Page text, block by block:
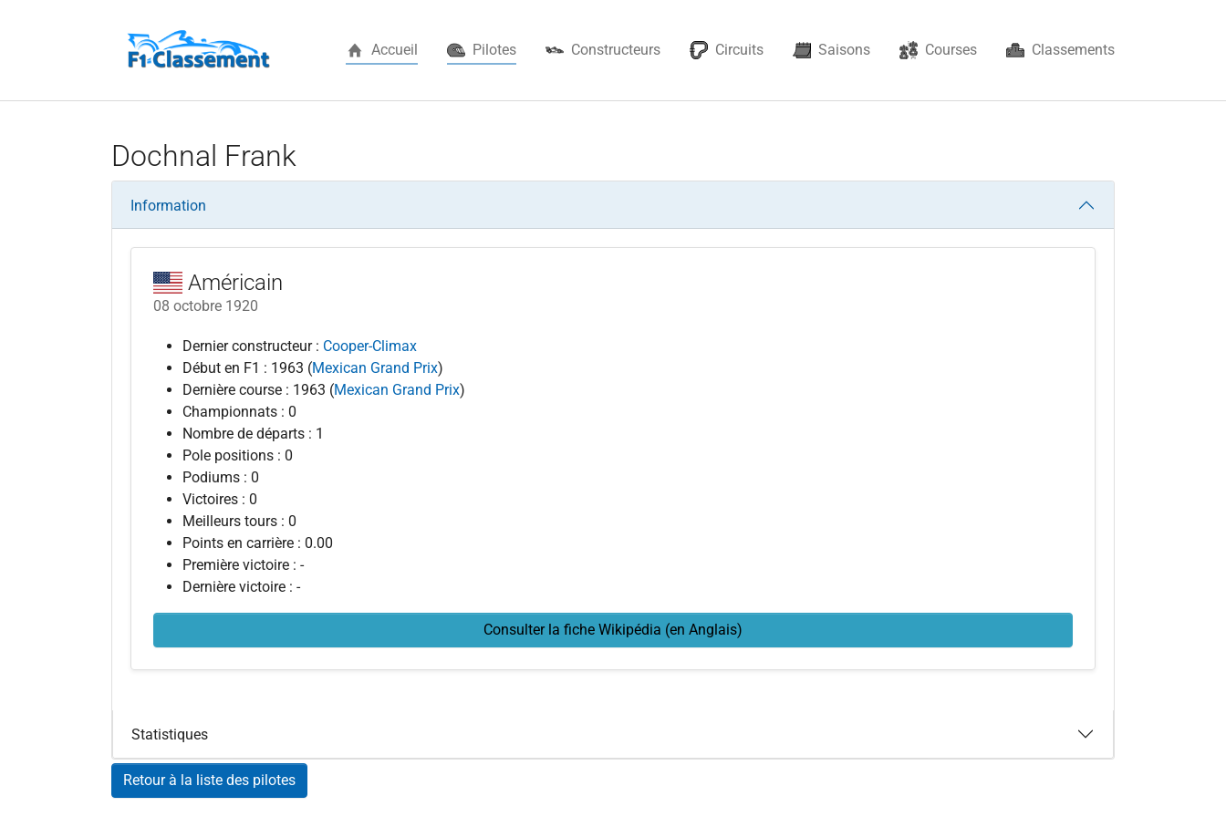
Accueil Pilotes(current) Constructeurs Circuits Saisons Courses Classements
Dochnal Frank
Information
Américain
08 octobre 1920
Dernier constructeur : Cooper-Climax
Début en F1 : 1963 (Mexican Grand Prix)
Dernière course : 1963 (Mexican Grand Prix)
Championnats : 0
Nombre de départs : 1
Pole positions : 0
Podiums : 0
Victoires : 0
Meilleurs tours : 0
Points en carrière : 0.00
Première victoire : -
Dernière victoire : -
Consulter la fiche Wikipédia (en Anglais)
Statistiques
Retour à la liste des pilotes